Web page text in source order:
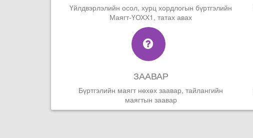
Үйлдвэрлэлийн осол, хурц хордлогын бүртгэлийн
Маягт-ҮОХХ1, татах авах
ЗААВАР
Бүртгэлийн маягт нөхөх заавар, тайлангийн
маягтын заавар